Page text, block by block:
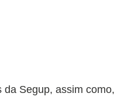
Segup, assim como,